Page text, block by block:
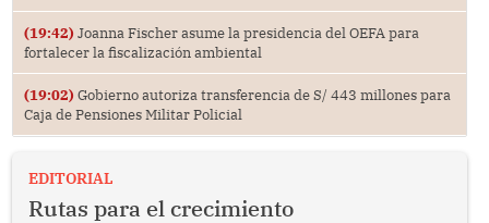
(19:42) Joanna Fischer asume la presidencia del OEFA para
fortalecer la fiscalización ambiental
(19:02) Gobierno autoriza transferencia de S/ 443 millones para
Caja de Pensiones Militar Policial
EDITORIAL
Rutas para el crecimiento